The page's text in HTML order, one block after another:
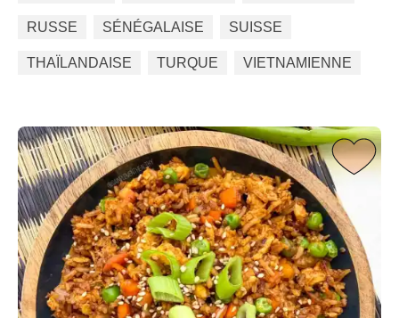
RUSSE SÉNÉGALAISE SUISSE
THAÏLANDAISE TURQUE VIETNAMIENNE